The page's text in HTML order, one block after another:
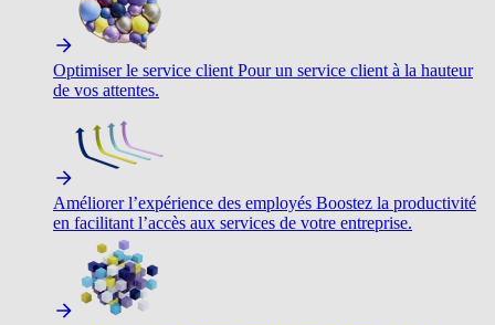
Optimiser le service client Pour un service client à la hauteur
de vos attentes.
Améliorer l’expérience des employés Boostez la productivité
en facilitant l’accès aux services de votre entreprise.